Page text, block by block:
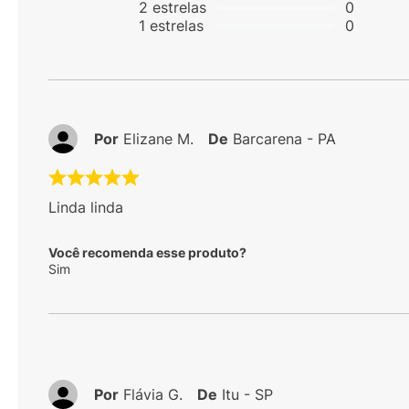
2 estrelas
1 estrelas
0
0
Linda linda
Você recomenda esse produto?
Sim
Por Elizane M. De Barcarena - PA
Por Flávia G. De Itu - SP